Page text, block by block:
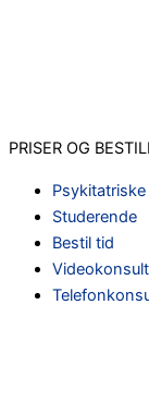
PRISER OG
Psykitatriske
Studerende
Bestil tid